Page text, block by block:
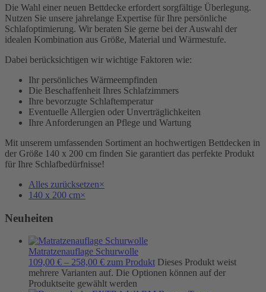
Die Wahl einer neuen Bettdecke erfordert sorgfältige Überlegung.
Nutzen Sie unsere jahrelange Expertise für Ihre persönliche
Schlafoptimierung. Wir beraten Sie gerne bei der Auswahl der
idealen Kombination aus Größe, Material und Wärmestufe.
Dabei berücksichtigen wir wichtige Faktoren wie:
Ihr persönliches Wärmeempfinden
Die Beschaffenheit Ihres Schlafzimmers
Ihre bevorzugte Schlaftemperatur
Eventuelle Allergien oder Unverträglichkeiten
Ihre Anforderungen an Pflege und Wartung
Mit unserem umfassenden Sortiment an hochwertigen Bettdecken in
der Größe 140 x 200 cm finden Sie garantiert das perfekte Produkt
für Ihre Schlafbedürfnisse!
Alles zurücksetzen×
140 x 200 cm×
Neuheiten
Matratzenauflage Schurwolle
109,00 € – 258,00 € zum Produkt Dieses Produkt weist
mehrere Varianten auf. Die Optionen können auf der
Produktseite gewählt werden